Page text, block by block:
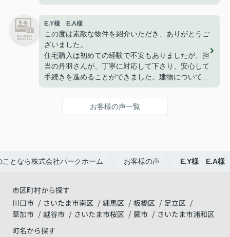
今は無事に引越しも終わり、快適に過ごせて楽しく
暮らせております。
こうして、なにもトラブルや問題も無くここまで家
探しが出来た事はパークホームさんのおかげだと思
っております。
ありがとうございました。
E.Y様 E.A様
この度は素敵な物件を紹介いただき、ありがとうご
ざいました。
住宅購入は初めての経験で不安もありましたが、担
当の丹羽さんが、丁寧に対応して下さり、安心して
手続きを進めることができました。建物についても
満足しており、家族で新しい生活を始めることを楽
しみにしています。
改めて、ありがとうございました。
お客様の声一覧
となら株式会社パークホーム お客様の声 E.Y様 E.A様
市区町村から探す
川口市
さいたま市南区 練馬区 板橋区
足立区
草加市
越谷市 さいたま市桜区 蕨市
さいたま市浦和区
町名から探す